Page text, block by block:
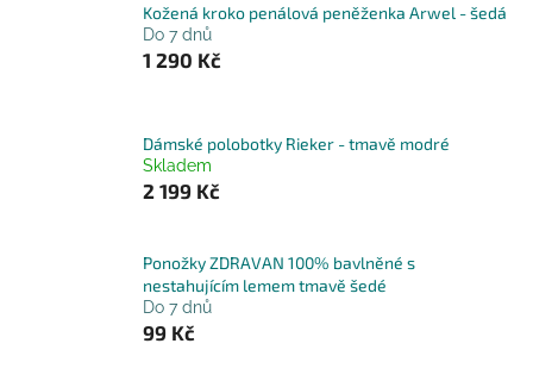
Kožená kroko penálová peněženka Arwel - šedá
Do 7 dnů
1 290 Kč
Dámské polobotky Rieker - tmavě modré
Skladem
2 199 Kč
Ponožky ZDRAVAN 100% bavlněné s
nestahujícím lemem tmavě šedé
Do 7 dnů
99 Kč